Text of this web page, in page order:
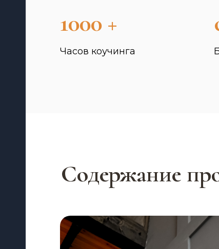
1000 +
Часов коучинга
Содержание